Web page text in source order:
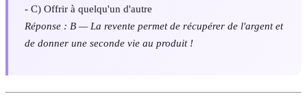
- C) Offrir à quelqu'un d'autre
Réponse : B — La revente permet de récupérer de l'argent et
de donner une seconde vie au produit !